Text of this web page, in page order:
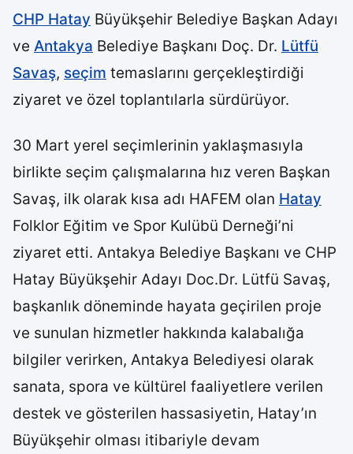
CHP Hatay Büyükşehir Belediye Başkan Adayı
ve Antakya Belediye Başkanı Doç. Dr. Lütfü
Savaş, seçim temaslarını gerçekleştirdiği
ziyaret ve özel toplantılarla sürdürüyor.
30 Mart yerel seçimlerinin yaklaşmasıyla
birlikte seçim çalışmalarına hız veren Başkan
Savaş, ilk olarak kısa adı HAFEM olan Hatay
Folklor Eğitim ve Spor Kulübü Derneği’ni
ziyaret etti. Antakya Belediye Başkanı ve CHP
Hatay Büyükşehir Adayı Doc.Dr. Lütfü Savaş,
başkanlık döneminde hayata geçirilen proje
ve sunulan hizmetler hakkında kalabalığa
bilgiler verirken, Antakya Belediyesi olarak
sanata, spora ve kültürel faaliyetlere verilen
destek ve gösterilen hassasiyetin, Hatay’ın
Büyükşehir olması itibariyle devam